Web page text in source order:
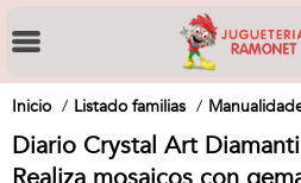
Inicio Listado familias
Diario Crystal Art